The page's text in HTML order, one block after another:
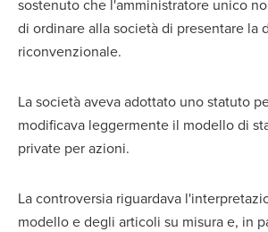
sostenuto che l'amministratore unico
di ordinare alla società di presentare la
riconvenzionale.
La società aveva adottato uno statuto
modificava leggermente il modello di
private per azioni.
La controversia riguardava
modello e degli articoli su misura e, in